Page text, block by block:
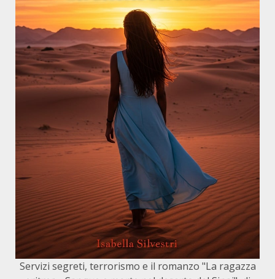
Servizi segreti, terrorismo e il romanzo "La ragazza